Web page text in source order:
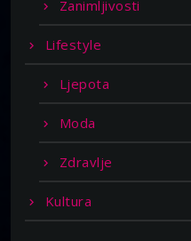
Zanimljivosti
Lifestyle
Ljepota
Moda
Zdravlje
Kultura